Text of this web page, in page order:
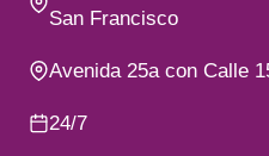
San Francisco
Avenida 25a con Calle
24/7